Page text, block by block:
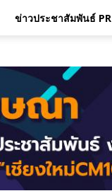
ข่าวประชาสัมพันธ์ PR